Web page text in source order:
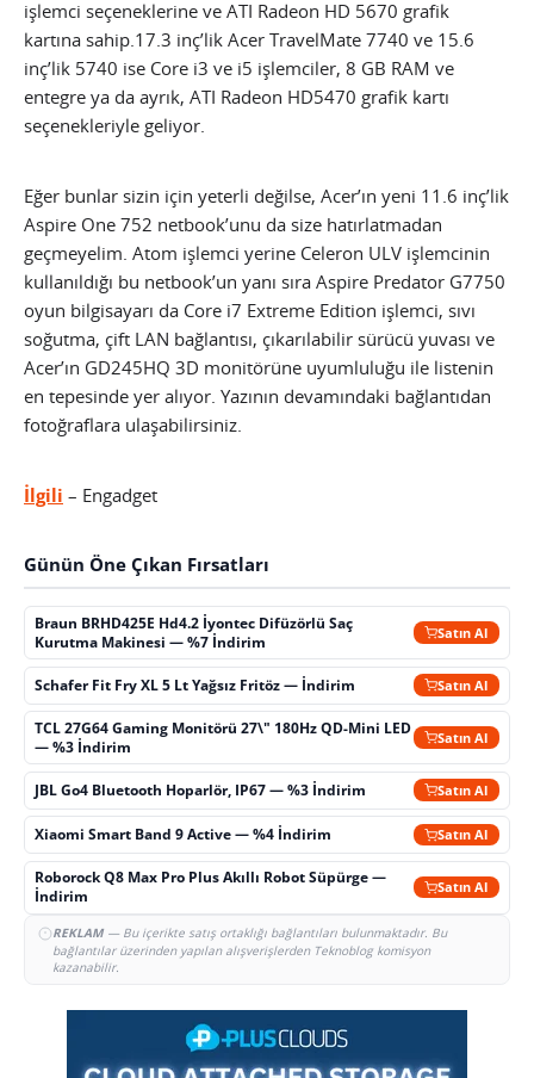
işlemci seçeneklerine ve ATI Radeon HD 5670 grafik
kartına sahip.17.3 inç’lik Acer TravelMate 7740 ve 15.6
inç’lik 5740 ise Core i3 ve i5 işlemciler, 8 GB RAM ve
entegre ya da ayrık, ATI Radeon HD5470 grafik kartı
seçenekleriyle geliyor.
Eğer bunlar sizin için yeterli değilse, Acer’ın yeni 11.6 inç’lik
Aspire One 752 netbook’unu da size hatırlatmadan
geçmeyelim. Atom işlemci yerine Celeron ULV işlemcinin
kullanıldığı bu netbook’un yanı sıra Aspire Predator G7750
oyun bilgisayarı da Core i7 Extreme Edition işlemci, sıvı
soğutma, çift LAN bağlantısı, çıkarılabilir sürücü yuvası ve
Acer’ın GD245HQ 3D monitörüne uyumluluğu ile listenin
en tepesinde yer alıyor. Yazının devamındaki bağlantıdan
fotoğraflara ulaşabilirsiniz.
İlgili – Engadget
Günün Öne Çıkan Fırsatları
Braun BRHD425E Hd4.2 İyontec Difüzörlü Saç
Kurutma Makinesi — %7 İndirim
Satın Al
Schafer Fit Fry XL 5 Lt Yağsız Fritöz — İndirim Satın Al
TCL 27G64 Gaming Monitörü 27\" 180Hz QD-Mini LED
— %3 İndirim
Satın Al
JBL Go4 Bluetooth Hoparlör, IP67 — %3 İndirim Satın Al
Xiaomi Smart Band 9 Active — %4 İndirim Satın Al
Roborock Q8 Max Pro Plus Akıllı Robot Süpürge —
İndirim
Satın Al
REKLAM— Bu içerikte satış ortaklığı bağlantıları bulunmaktadır. Bu
bağlantılar üzerinden yapılan alışverişlerden Teknoblog komisyon
kazanabilir.